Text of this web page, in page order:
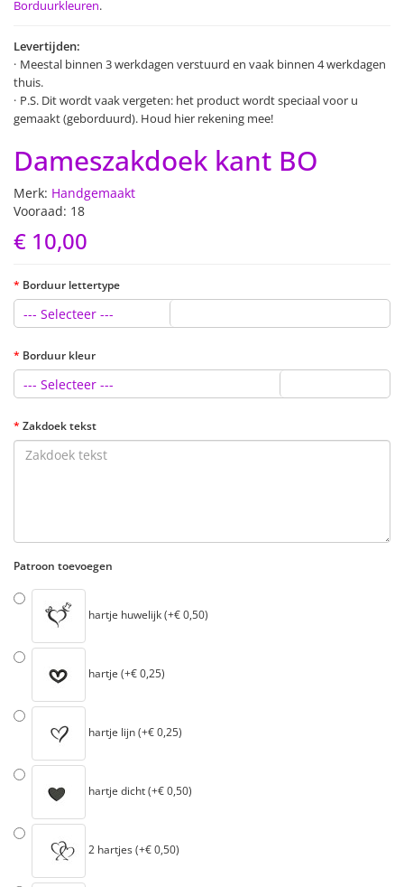
Borduurkleuren.
Levertijden:
Meestal binnen 3 werkdagen verstuurd en vaak binnen 4 werkdagen
thuis.
P.S. Dit wordt vaak vergeten: het product wordt speciaal voor u
gemaakt (geborduurd). Houd hier rekening mee!
Dameszakdoek kant BO
Merk: Handgemaakt
Vooraad: 18
€ 10,00
Borduur lettertype
--- Selecteer ---
Borduur kleur
--- Selecteer ---
Zakdoek tekst
Patroon toevoegen
hartje huwelijk (+€ 0,50)
hartje (+€ 0,25)
hartje lijn (+€ 0,25)
hartje dicht (+€ 0,50)
2 hartjes (+€ 0,50)